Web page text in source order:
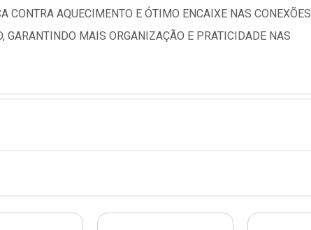
CONTRA AQUECIMENTO E ÓTIMO ENCAIXE NAS CONEXÕES
GARANTINDO MAIS ORGANIZAÇÃO E PRATICIDADE NAS